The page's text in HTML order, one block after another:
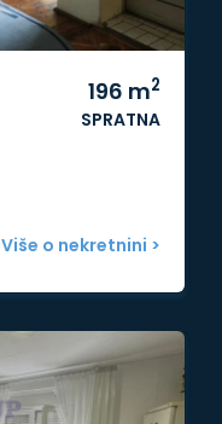
196 m2
SPRATNA
Više o nekretnini >